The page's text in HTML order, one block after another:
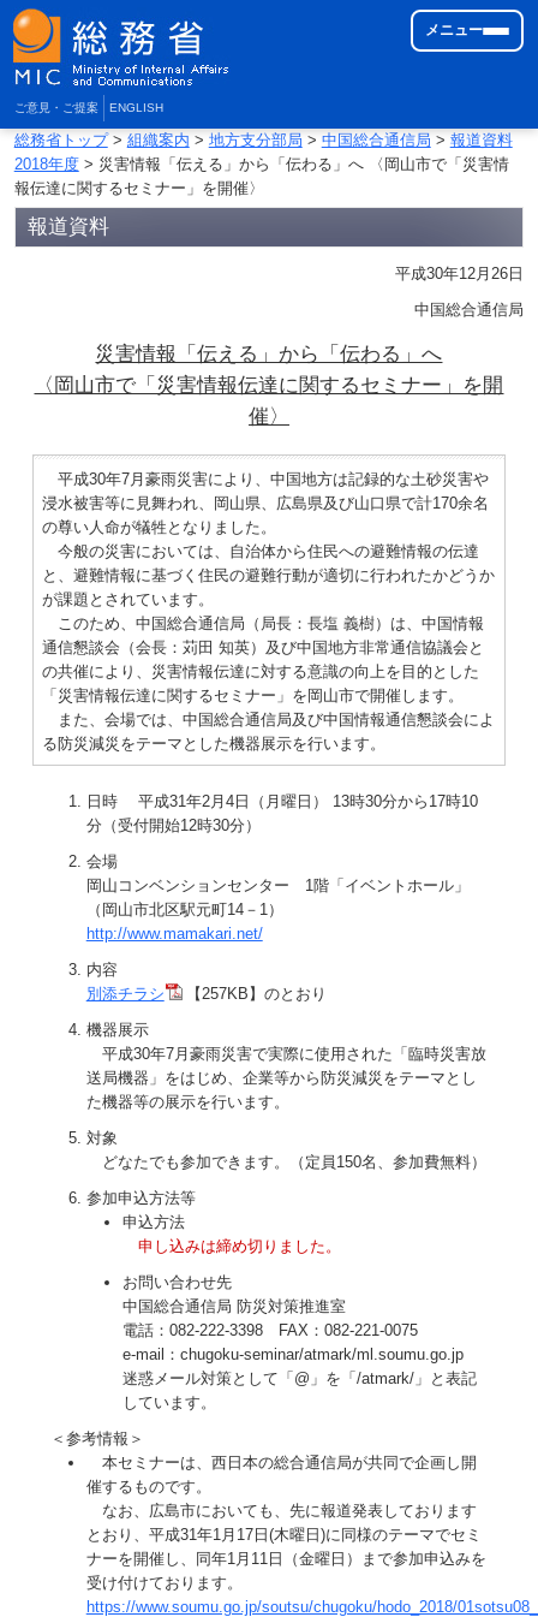
ご意見・ご提案 ENGLISH
メニュー
総務省トップ> 組織案内 > 地方支分部局 > 中国総合通信局 > 報道資料
2018年度> 災害情報「伝える」から「伝わる」へ 〈岡山市で「災害情
報伝達に関するセミナー」を開催〉
報道資料
平成30年12月26日
中国総合通信局
災害情報「伝える」から「伝わる」へ
〈岡山市で「災害情報伝達に関するセミナー」を開
催〉
平成30年7月豪雨災害により、中国地方は記録的な土砂災害や
浸水被害等に見舞われ、岡山県、広島県及び山口県で計170余名
の尊い人命が犠牲となりました。
今般の災害においては、自治体から住民への避難情報の伝達
と、避難情報に基づく住民の避難行動が適切に行われたかどうか
が課題とされています。
このため、中国総合通信局（局長：長塩 義樹）は、中国情報
通信懇談会（会長：苅田 知英）及び中国地方非常通信協議会と
の共催により、災害情報伝達に対する意識の向上を目的とした
「災害情報伝達に関するセミナー」を岡山市で開催します。
また、会場では、中国総合通信局及び中国情報通信懇談会によ
る防災減災をテーマとした機器展示を行います。
日時 平成31年2月4日（月曜日） 13時30分から17時10
分（受付開始12時30分）
会場
岡山コンベンションセンター 1階「イベントホール」
（岡山市北区駅元町14－1）
http://www.mamakari.net/
内容
別添チラシ
【257KB】のとおり
機器展示
平成30年7月豪雨災害で実際に使用された「臨時災害放
送局機器」をはじめ、企業等から防災減災をテーマとし
た機器等の展示を行います。
対象
どなたでも参加できます。（定員150名、参加費無料）
参加申込方法等
申込方法
申し込みは締め切りました。
お問い合わせ先
中国総合通信局 防災対策推進室
電話：082-222-3398 FAX：082-221-0075
e-mail：chugoku-seminar/atmark/ml.soumu.go.jp
迷惑メール対策として「@」を「/atmark/」と表記
しています。
＜参考情報＞
本セミナーは、西日本の総合通信局が共同で企画し開
催するものです。
なお、広島市においても、先に報道発表しております
とおり、平成31年1月17日(木曜日)に同様のテーマでセミ
ナーを開催し、同年1月11日（金曜日）まで参加申込みを
受け付けております。
https://www.soumu.go.jp/soutsu/chugoku/hodo_2018/